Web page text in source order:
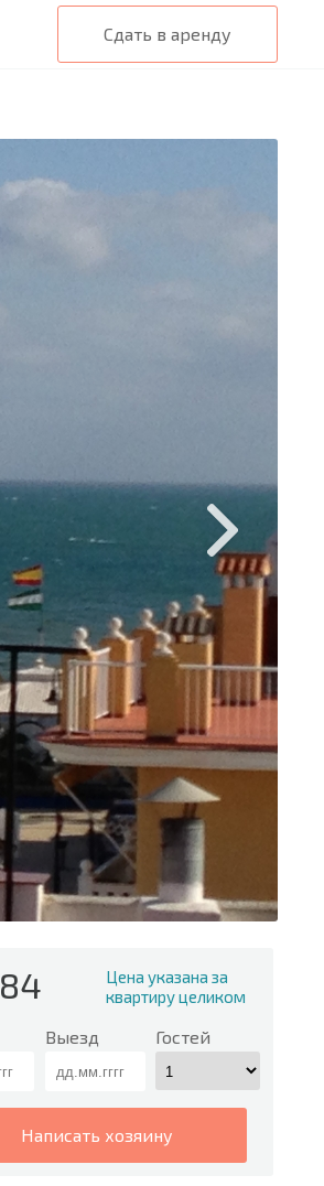
Сдать в аренду
84
Цена указана за
квартиру целиком
Выезд Гостей
написать хозяину